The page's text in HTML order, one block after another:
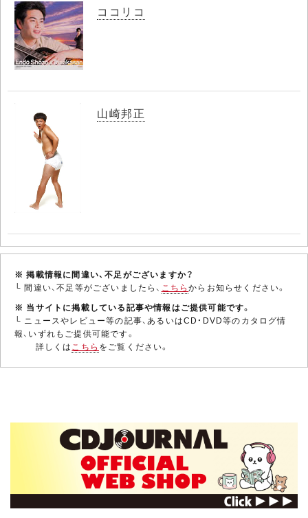
ココリコ
山崎邦正
※ 掲載情報に間違い、不足がございますか？
└ 間違い、不足等がございましたら、 こちらからお知らせください。
※ 当サイトに掲載している記事や情報はご提供可能です。
└ ニュースやレビュー等の記事、あるいはCD・DVD等のカタログ情
報、いずれもご提供可能です。
詳しくはこちら をご覧ください。